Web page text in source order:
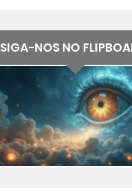
SIGA-NOS NO